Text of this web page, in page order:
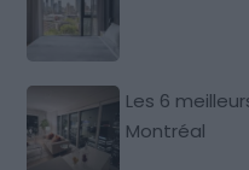
Les 6
Montréal